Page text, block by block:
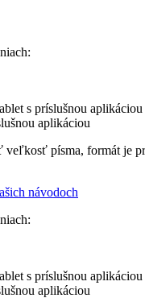
s príslušnou aplikáciou
aplikáciou
veľkosť písma, formát je
návodoch
s príslušnou aplikáciou
aplikáciou